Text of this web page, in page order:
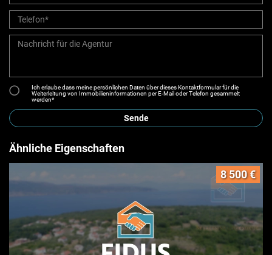
Ich erlaube dass meine persönlichen Daten über dieses Kontaktformular für die
Weiterleitung von Immobilieninformationen per E-Mail oder Telefon gesammelt
werden*
Sende
Ähnliche Eigenschaften
8 500 €